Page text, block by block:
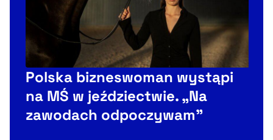
Polska bizneswoman wystąpi
na MŚ w jeździectwie. „Na
zawodach odpoczywam”